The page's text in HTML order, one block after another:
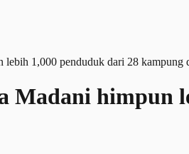
Madani himpun